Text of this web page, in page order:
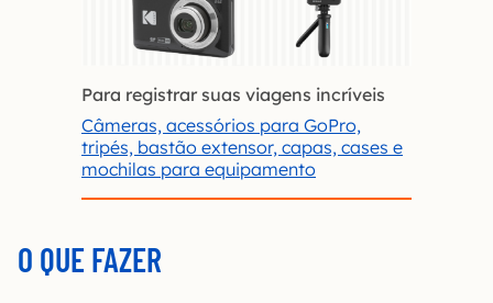
Para registrar suas viagens incríveis
Câmeras, acessórios para GoPro,
tripés, bastão extensor, capas, cases e
mochilas para equipamento
O QUE FAZER